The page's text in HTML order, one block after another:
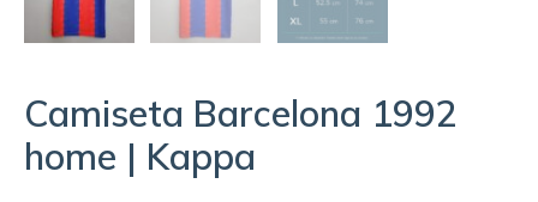
Camiseta Barcelona 1992
home | Kappa